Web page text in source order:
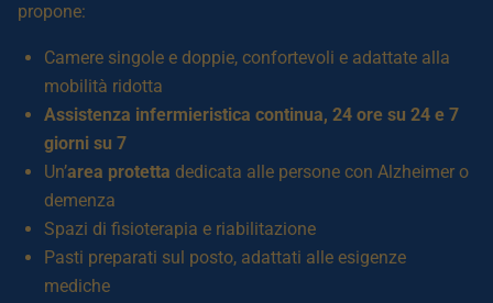
propone:
Camere singole e doppie, confortevoli e adattate alla
mobilità ridotta
Assistenza infermieristica continua, 24 ore su 24 e 7
giorni su 7
Un’area protetta dedicata alle persone con Alzheimer o
demenza
Spazi di fisioterapia e riabilitazione
Pasti preparati sul posto, adattati alle esigenze
mediche